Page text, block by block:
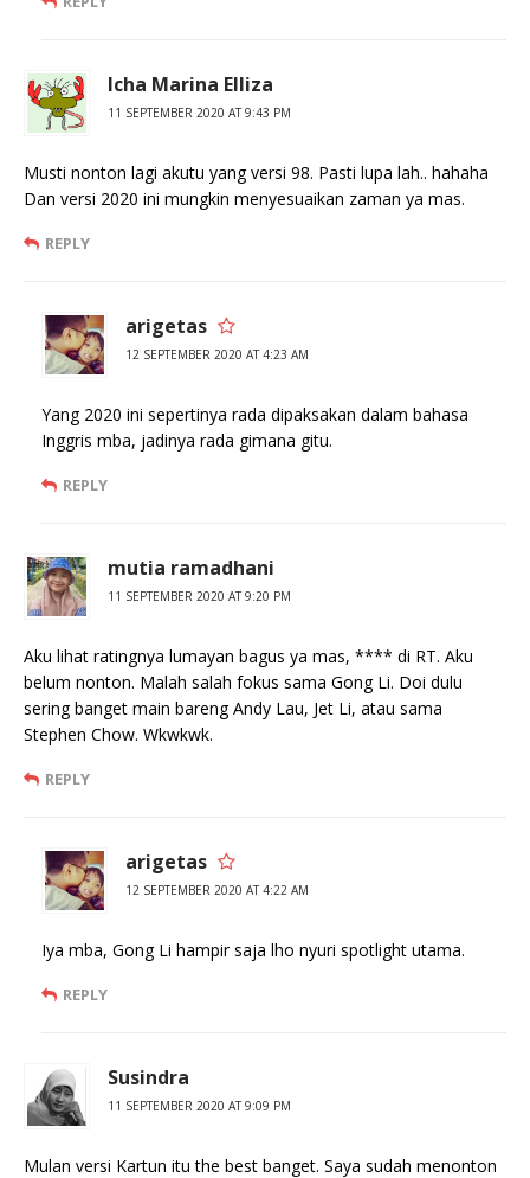
Icha Marina Elliza
11 SEPTEMBER 2020 AT 9:43 PM
Musti nonton lagi akutu yang versi 98. Pasti lupa lah.. hahaha
Dan versi 2020 ini mungkin menyesuaikan zaman ya mas.
REPLY
arigetas
12 SEPTEMBER 2020 AT 4:23 AM
Yang 2020 ini sepertinya rada dipaksakan dalam bahasa
Inggris mba, jadinya rada gimana gitu.
REPLY
mutia ramadhani
11 SEPTEMBER 2020 AT 9:20 PM
Aku lihat ratingnya lumayan bagus ya mas, **** di RT. Aku
belum nonton. Malah salah fokus sama Gong Li. Doi dulu
sering banget main bareng Andy Lau, Jet Li, atau sama
Stephen Chow. Wkwkwk.
REPLY
arigetas
12 SEPTEMBER 2020 AT 4:22 AM
Iya mba, Gong Li hampir saja lho nyuri spotlight utama.
REPLY
Susindra
11 SEPTEMBER 2020 AT 9:09 PM
Mulan versi Kartun itu the best banget. Saya sudah menonton